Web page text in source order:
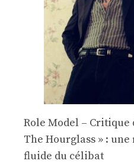
Role Model – Critique
The Hourglass » :
fluide du célibat